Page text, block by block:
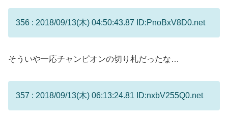
356 : 2018/09/13(木) 04:50:43.87 ID:PnoBxV8D0.net
そういや一応チャンピオンの切り札だったな…
357 : 2018/09/13(木) 06:13:24.81 ID:nxbV255Q0.net